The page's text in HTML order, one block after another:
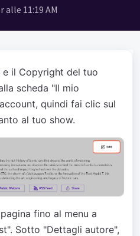
alle 11:19 AM
il Copyright del tuo
scheda "Il mio
quindi fai clic sul
al tuo show.
fino al menu a
Sotto "Dettagli autore",